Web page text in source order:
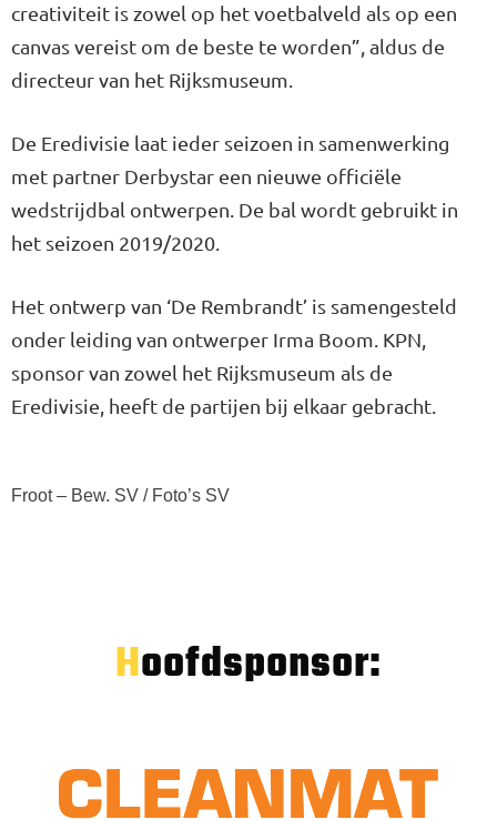
creativiteit is zowel op het voetbalveld als op een
canvas vereist om de beste te worden”, aldus de
directeur van het Rijksmuseum.
De Eredivisie laat ieder seizoen in samenwerking
met partner Derbystar een nieuwe officiële
wedstrijdbal ontwerpen. De bal wordt gebruikt in
het seizoen 2019/2020.
Het ontwerp van ‘De Rembrandt’ is samengesteld
onder leiding van ontwerper Irma Boom. KPN,
sponsor van zowel het Rijksmuseum als de
Eredivisie, heeft de partijen bij elkaar gebracht.
Froot – Bew. SV / Foto’s SV
Hoofdsponsor: